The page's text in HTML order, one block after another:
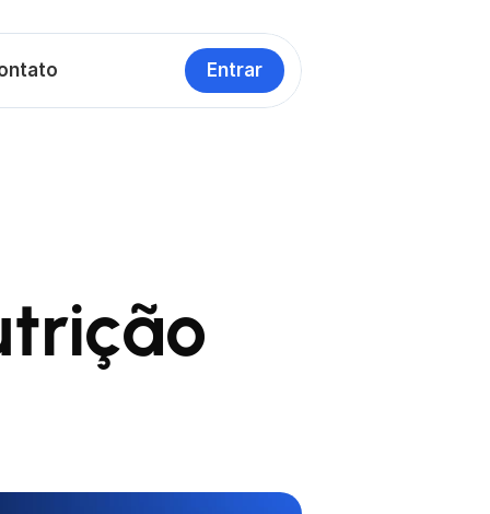
Entrar